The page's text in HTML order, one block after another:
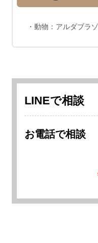
・動物：アルダブラ
LINEで相談
お電話で相談